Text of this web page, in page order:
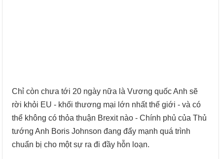
Chỉ còn chưa tới 20 ngày nữa là Vương quốc Anh sẽ
rời khỏi EU - khối thương mại lớn nhất thế giới - và có
thể không có thỏa thuận Brexit nào - Chính phủ của Thủ
tướng Anh Boris Johnson đang đẩy mạnh quá trình
chuẩn bị cho một sự ra đi đầy hỗn loạn.